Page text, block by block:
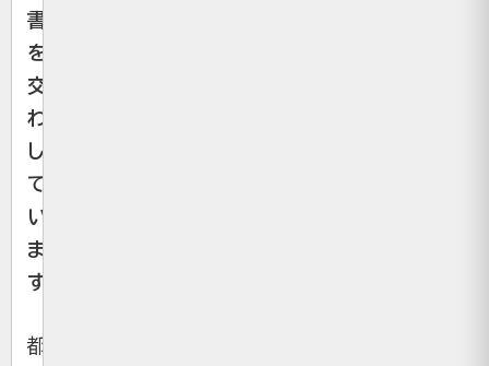
書
を
交
わ
し
て
い
ま
す
都